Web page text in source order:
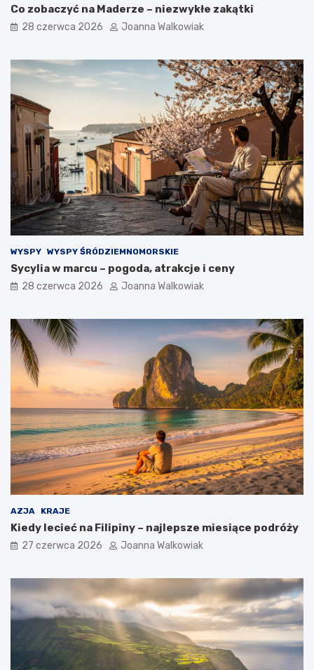
Co zobaczyć na Maderze – niezwykłe zakątki
28 czerwca 2026 Joanna Walkowiak
WYSPY WYSPY ŚRÓDZIEMNOMORSKIE
Sycylia w marcu – pogoda, atrakcje i ceny
28 czerwca 2026 Joanna Walkowiak
AZJA KRAJE
Kiedy lecieć na Filipiny – najlepsze miesiące podróży
27 czerwca 2026 Joanna Walkowiak